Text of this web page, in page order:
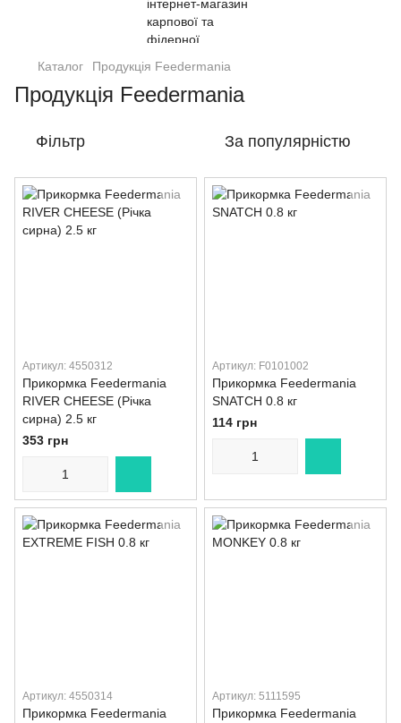
Каталог Продукція Feedermania
Продукція Feedermania
Фільтр За популярністю
Артикул: 4550312
Прикормка Feedermania
RIVER CHEESE (Річка
сирна) 2.5 кг
353 грн
Артикул: F0101002
Прикормка Feedermania
SNATCH 0.8 кг
114 грн
Артикул: 4550314
Прикормка Feedermania
Артикул: 5111595
Прикормка Feedermania